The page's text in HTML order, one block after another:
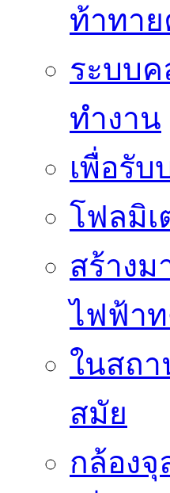
ท้าทา
ระบบ
ทำงาน
เพื่อรั
โฟลมิเ
สร้างม
ไฟฟ้า
ในสถ
สมัย
กล้อง